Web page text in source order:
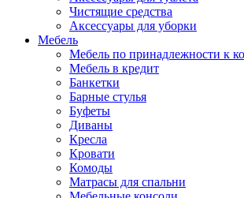
Чистящие средства
Аксессуары для уборки
Мебель
Мебель по принадлежности к
Мебель в кредит
Банкетки
Барные стулья
Буфеты
Диваны
Кресла
Кровати
Комоды
Матрасы для спальни